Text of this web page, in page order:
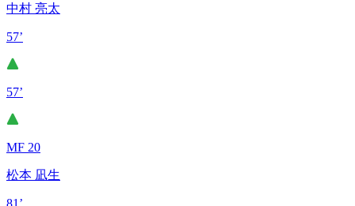
中村 亮太
57’
57’
MF 20
松本 凪生
81’